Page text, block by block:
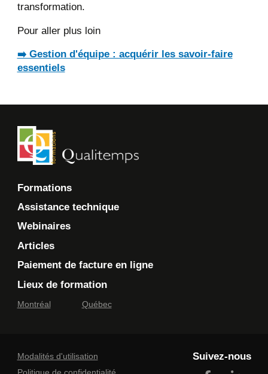
transformation.
Pour aller plus loin
➡️ Gestion d'équipe : acquérir les savoir-faire
essentiels
Formations
Assistance technique
Webinaires
Articles
Paiement de facture en ligne
Lieux de formation
Montréal Québec
Modalités d'utilisation
Politique de confidentialité
Suivez-nous